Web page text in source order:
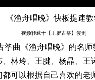
《渔舟唱晚》快板提速
视频转载于【王腱古筝】侵删
筝曲《渔舟唱晚》的名
、林玲、王腱、杨晶、王
都可以根据自己喜欢的老